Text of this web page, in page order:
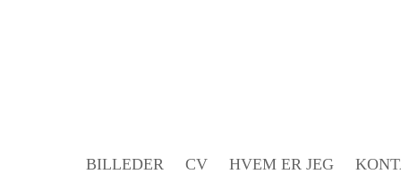
BILLEDER CV HVEM ER JEG